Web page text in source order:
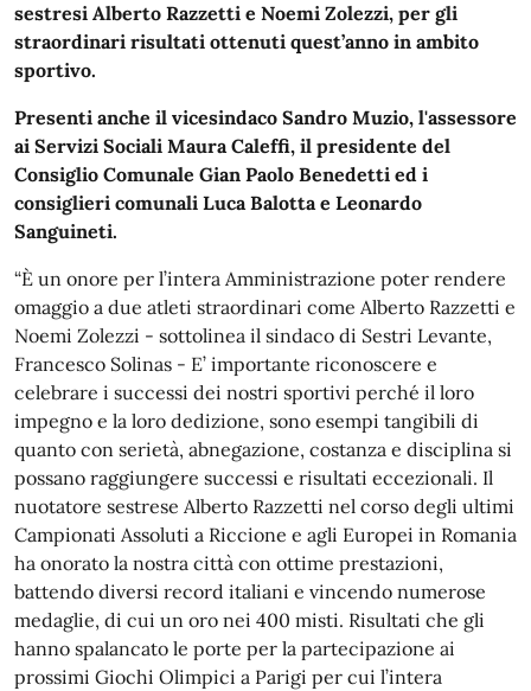
sestresi Alberto Razzetti e Noemi Zolezzi, per gli
straordinari risultati ottenuti quest’anno in ambito
sportivo.
Presenti anche il vicesindaco Sandro Muzio, l'assessore
ai Servizi Sociali Maura Caleffi, il presidente del
Consiglio Comunale Gian Paolo Benedetti ed i
consiglieri comunali Luca Balotta e Leonardo
Sanguineti.
“È un onore per l’intera Amministrazione poter rendere
omaggio a due atleti straordinari come Alberto Razzetti e
Noemi Zolezzi - sottolinea il sindaco di Sestri Levante,
Francesco Solinas - E’ importante riconoscere e
celebrare i successi dei nostri sportivi perché il loro
impegno e la loro dedizione, sono esempi tangibili di
quanto con serietà, abnegazione, costanza e disciplina si
possano raggiungere successi e risultati eccezionali. Il
nuotatore sestrese Alberto Razzetti nel corso degli ultimi
Campionati Assoluti a Riccione e agli Europei in Romania
ha onorato la nostra città con ottime prestazioni,
battendo diversi record italiani e vincendo numerose
medaglie, di cui un oro nei 400 misti. Risultati che gli
hanno spalancato le porte per la partecipazione ai
prossimi Giochi Olimpici a Parigi per cui l’intera